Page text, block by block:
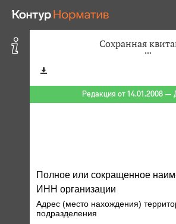
Сохранная
Редакция от 14.01.2008 —
Полное или сокращенное
ИНН организации
Адрес (место нахождения)
подразделения